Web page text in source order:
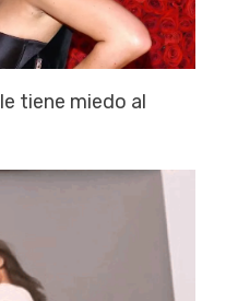
le tiene miedo al